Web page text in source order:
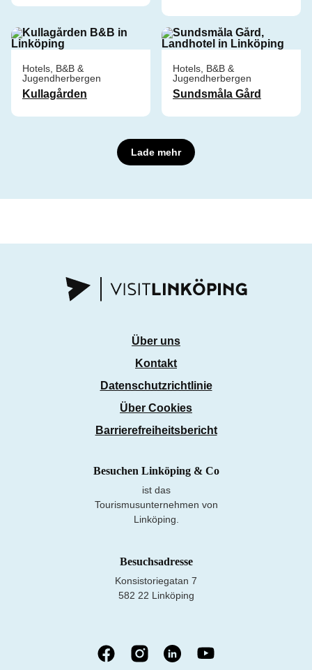
Hotels, B&B &
Jugendherbergen
Kullagården
Hotels, B&B &
Jugendherbergen
Sundsmåla Gård
Lade mehr
Über uns
Kontakt
Datenschutzrichtlinie
Über Cookies
Barrierefreiheitsbericht
Besuchen Linköping & Co
ist das
Tourismusunternehmen von
Linköping.
Besuchsadresse
Konsistoriegatan 7
582 22 Linköping